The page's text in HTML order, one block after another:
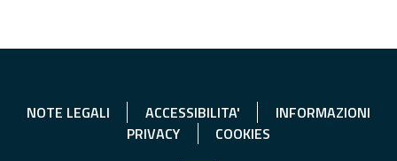
NOTE LEGALI ACCESSIBILITA'
INFORMAZIONI
PRIVACY
COOKIES